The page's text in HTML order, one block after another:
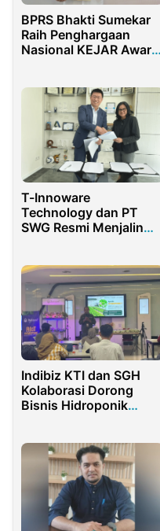
BPRS Bhakti Sumekar
Raih Penghargaan
Nasional KEJAR Award
T-Innoware
Technology dan PT
SWG Resmi Menjalin
Indibiz KTI dan SGH
Kolaborasi Dorong
Bisnis Hidroponik